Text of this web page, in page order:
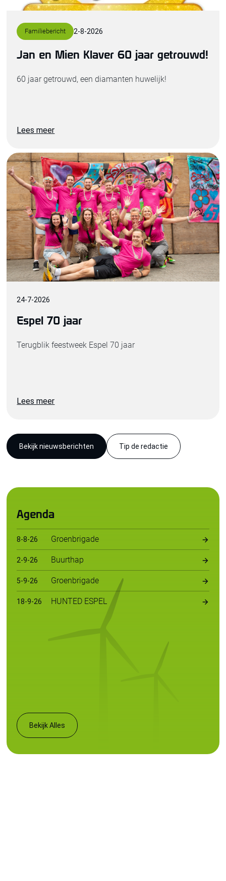
Familiebericht 2-8-2026
Jan en Mien Klaver 60 jaar getrouwd!
60 jaar getrouwd, een diamanten huwelijk!
Lees meer
24-7-2026
Espel 70 jaar
Terugblik feestweek Espel 70 jaar
Lees meer
Bekijk nieuwsberichten Tip de redactie
Agenda
8-8-26 Groenbrigade
2-9-26 Buurthap
5-9-26 Groenbrigade
18-9-26 HUNTED ESPEL
Bekijk Alles